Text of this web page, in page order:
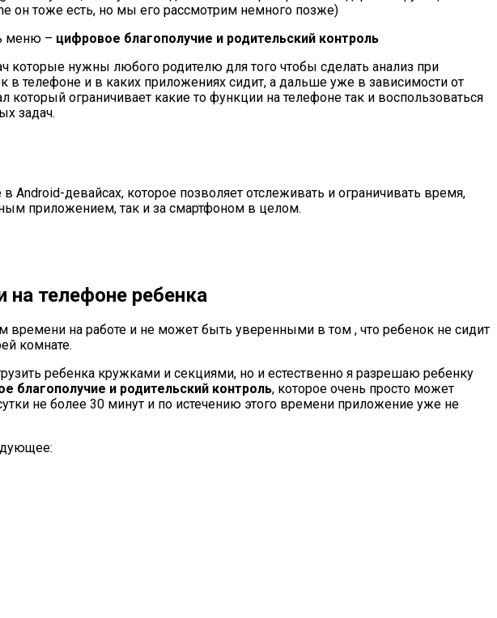
он тоже есть, но мы его рассмотрим немного позже)
меню – цифровое благополучие и родительский контроль
которые нужны любого родителю для того чтобы сделать анализ при
телефоне и в каких приложениях сидит, а дальше уже в зависимости от
ограничивает какие то функции на телефоне так и воспользоваться
задач.
Android-девайсах, которое позволяет отслеживать и ограничивать время,
приложением, так и за смартфоном в целом.
на телефоне ребенка
времени на работе и не может быть уверенными в том , что ребенок не сидит
комнате.
ребенка кружками и секциями, но и естественно я разрешаю ребенку
благополучие и родительский контроль, которое очень просто может
не более 30 минут и по истечению этого времени приложение уже не